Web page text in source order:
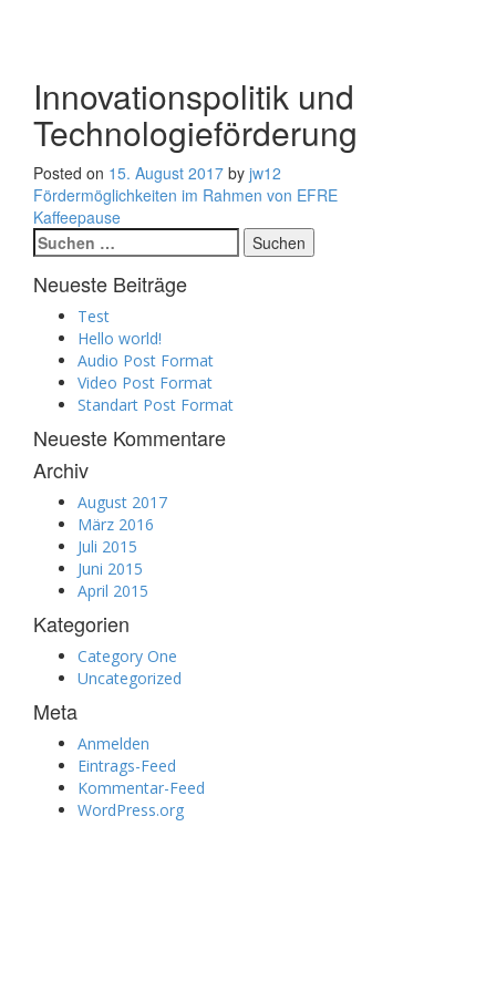
Innovationspolitik und
Technologieförderung
Posted on 15. August 2017 by jw12
Beitragsnavigation
Fördermöglichkeiten im Rahmen von EFRE
Kaffeepause
Suchen
nach:
Neueste Beiträge
Test
Hello world!
Audio Post Format
Video Post Format
Standart Post Format
Neueste Kommentare
Archiv
August 2017
März 2016
Juli 2015
Juni 2015
April 2015
Kategorien
Category One
Uncategorized
Meta
Anmelden
Eintrags-Feed
Kommentar-Feed
WordPress.org